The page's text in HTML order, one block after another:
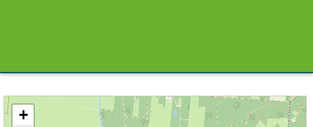
Kaart / Plattegrond Haule centrum
+